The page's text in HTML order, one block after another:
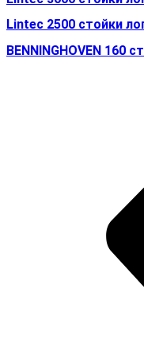
Lintec 2500 стойки
BENNINGHOVEN 160